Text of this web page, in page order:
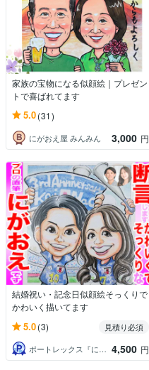
家族の宝物になる似顔絵｜プレゼン
トで喜ばれてます
5.0(31)
にがおえ屋 みんみん 3,000 円
結婚祝い・記念日似顔絵そっくりで
かわいく描いてます
5.0(3)
見積り必須
ポートレックス『にがおえやさん』
4,500 円